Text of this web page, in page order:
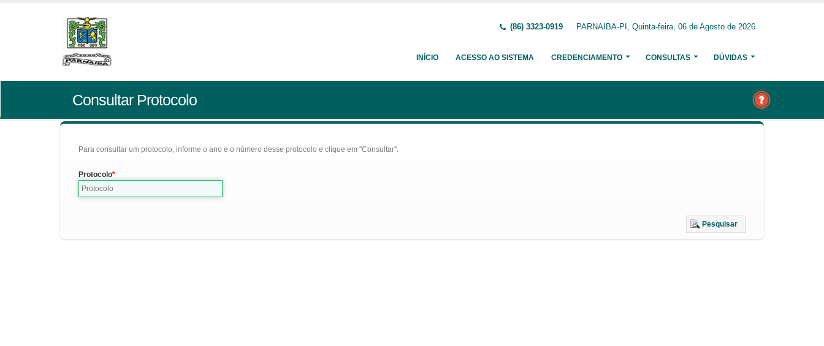
(86) 3323-0919 PARNAIBA-PI, Quinta-feira, 06 de Agosto de 2026
INÍCIO ACESSO AO SISTEMA CREDENCIAMENTO CONSULTAS DÚVIDAS
Consultar Protocolo
Para consultar um protocolo, informe o ano e o número desse protocolo e clique em "Consultar".
Protocolo
Pesquisar